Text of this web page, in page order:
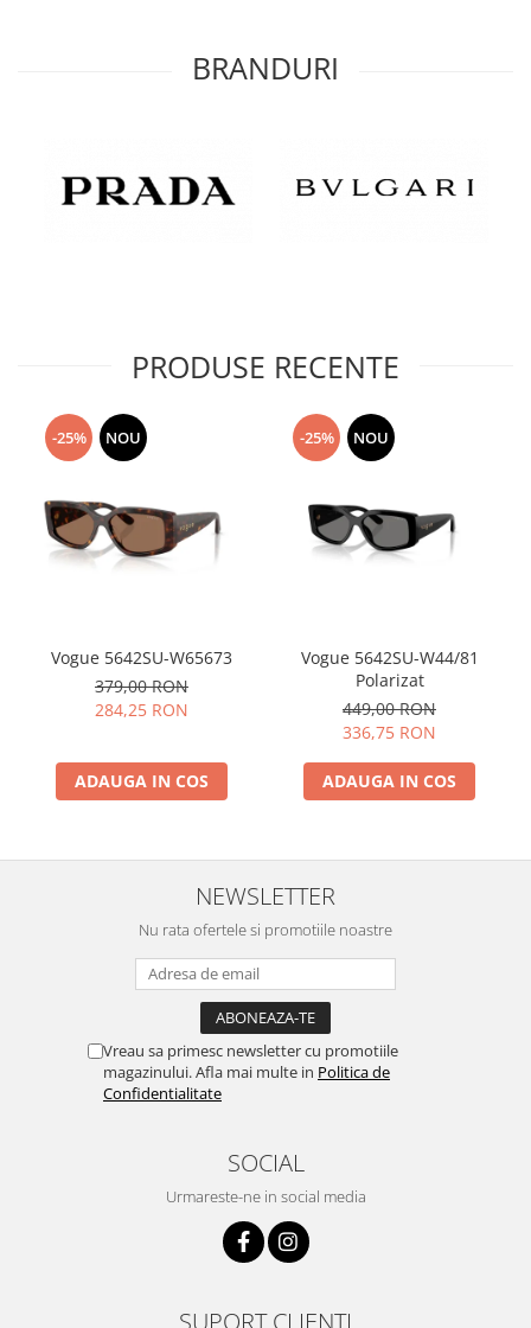
BRANDURI
PRODUSE RECENTE
-25% NOU
Vogue 5642SU-W65673
379,00 RON
284,25 RON
ADAUGA IN COS
-25% NOU
Vogue 5642SU-W44/81
Polarizat
449,00 RON
336,75 RON
ADAUGA IN COS
NEWSLETTER
Nu rata ofertele si promotiile noastre
Vreau sa primesc newsletter cu promotiile
magazinului. Afla mai multe in Politica de
Confidentialitate
SOCIAL
Urmareste-ne in social media
SUPORT CLIENTI